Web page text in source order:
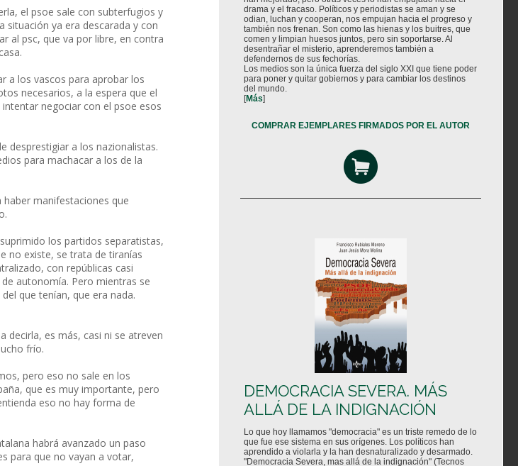
el psoe sale con subterfugios y
situación ya era descarada y con
al psc, que va por libre, en contra
a los vascos para aprobar los
necesarios, a la espera que el
negociar con el psoe esos
desprestigiar a los nazionalistas.
para machacar a los de la
manifestaciones que
los partidos separatistas,
no existe, se trata de tiranías
con repúblicas casi
autonomía. Pero mientras se
que tenían, que era nada.
decirla, es más, casi ni se atreven
frío.
pero eso no sale en los
que es muy importante, pero
eso no hay forma de
habrá avanzado un paso
para que no vayan a votar,
drama y el fracaso. Políticos y periodistas se aman y se
odian, luchan y cooperan, nos empujan hacia el progreso y
también nos frenan. Son como las hienas y los buitres, que
comen y limpian huesos juntos, pero sin soportarse. Al
desentrañar el misterio, aprenderemos también a
defendernos de sus fechorías.
Los medios son la única fuerza del siglo XXI que tiene poder
para poner y quitar gobiernos y para cambiar los destinos
del mundo.
[Más]
COMPRAR EJEMPLARES FIRMADOS POR EL AUTOR
DEMOCRACIA SEVERA. MÁS
ALLÁ DE LA INDIGNACIÓN
Lo que hoy llamamos "democracia" es un triste remedo de lo
que fue ese sistema en sus orígenes. Los políticos han
aprendido a violarla y la han desnaturalizado y desarmado.
"Democracia Severa, mas allá de la indignación" (Tecnos